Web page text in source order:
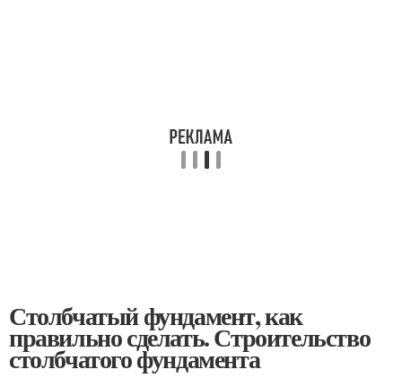
Столбчатый фундамент, как
правильно сделать. Строительство
столбчатого фундамента